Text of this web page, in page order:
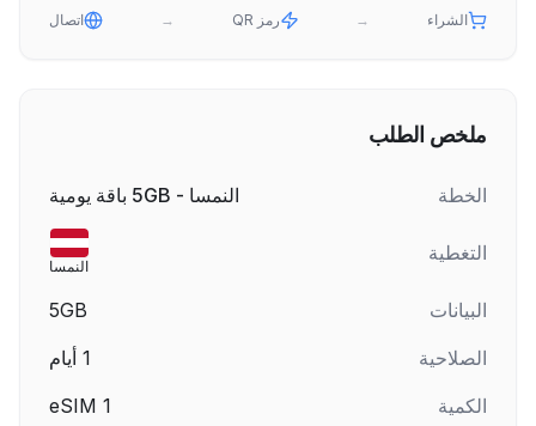
الشراء → رمز QR → اتصال
ملخص الطلب
الخطة النمسا - 5GB باقة يومية
التغطية
النمسا
البيانات
5GB
الصلاحية
1 أيام
الكمية
1